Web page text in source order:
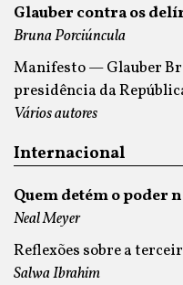
Glauber contra os
Bruna Porciúncula
Manifesto — Glauber
presidência da
Vários autores
Internacional
Quem detém o poder
Neal Meyer
Reflexões sobre a
Salwa Ibrahim